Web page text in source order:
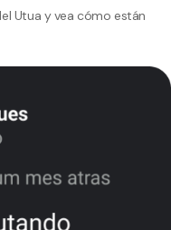
Utua y vea cómo están